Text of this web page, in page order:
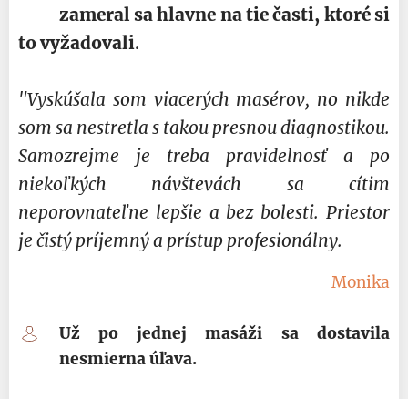
zameral sa hlavne na tie časti, ktoré si
to vyžadovali.
"Vyskúšala som viacerých masérov, no nikde
som sa nestretla s takou presnou diagnostikou.
Samozrejme je treba pravidelnosť a po
niekoľkých návštevách sa cítim
neporovnateľne lepšie a bez bolesti. Priestor
je čistý príjemný a prístup profesionálny.
Monika
Už po jednej masáži sa dostavila
nesmierna úľava.